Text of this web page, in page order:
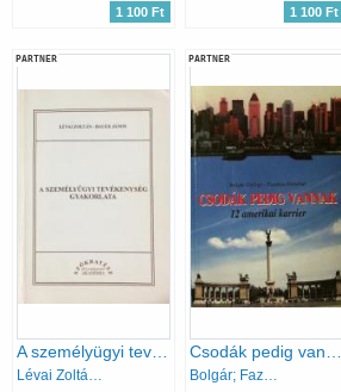
1 100 Ft 1 100 Ft
PARTNER
A személyügyi tevékenység gyakorlata
Lévai Zoltán; Bauer János
PARTNER
Csodák pedig vannak - 12 amerikai karrier
Bolgár; Fazekas